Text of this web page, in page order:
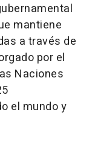
mantiene
a través de
por el
Naciones
el mundo y